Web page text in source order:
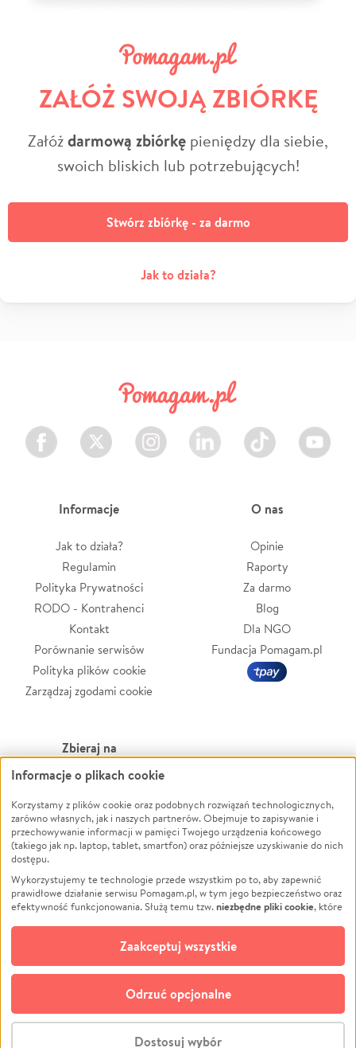
ZAŁÓŻ SWOJĄ ZBIÓRKĘ
Załóżdarmową zbiórkę pieniędzy dla siebie,
swoich bliskich lub potrzebujących!
Stwórz zbiórkę - za darmo
Jak to działa?
Facebook Twitter Instagram LinkedIn TikTok Youtube
Informacje
Jak to działa?
Regulamin
Polityka Prywatności
RODO - Kontrahenci
Kontakt
Porównanie serwisów
Polityka plików cookie
Zarządzaj zgodami cookie
O nas
Opinie
Raporty
Za darmo
Blog
Dla NGO
Fundacja Pomagam.pl
Zbieraj na
Leczenie
Zwierzęta
Pożar
Ukraina
Pomoc Finansowa
Projekty
Pogrzeb
Społeczność lokalna
Kultura
Powódź
Wichura
NGO
Edukacja
Podróż
Impreza
Ochrona środowiska
Biznes
© CROWDING SP. Z O.O.
Informacje o plikach cookie
Korzystamy z plików cookie oraz podobnych rozwiązań technologicznych,
zarówno własnych, jak i naszych partnerów. Obejmuje to zapisywanie i
przechowywanie informacji w pamięci Twojego urządzenia końcowego
(takiego jak np. laptop, tablet, smartfon) oraz późniejsze uzyskiwanie do nich
dostępu.
Wykorzystujemy te technologie przede wszystkim po to, aby zapewnić
prawidłowe działanie serwisu Pomagam.pl, w tym jego bezpieczeństwo oraz
efektywność funkcjonowania. Służą temu tzw.niezbędne pliki cookie, które
opcjonalnych plików cookie
technologii do celów analitycznych i retargetingowych. Możesz wyrazić
zgodę na ich stosowanie lub jej odmówić. W dowolnym momencie masz
możliwość zmiany swoich preferencji na stronie „Zarządzaj zgodami cookie”,
do której link znajdziesz w stopce serwisu Pomagam.pl. Opcjonalne pliki
cookie wykorzystywane są w następujących celach:
działanie serwisu Pomagam.pl. Dzięki nim możemy zrozumieć, jak
Dostosuj wybór
Odrzuć opcjonalne
Zaakceptuj wszystkie